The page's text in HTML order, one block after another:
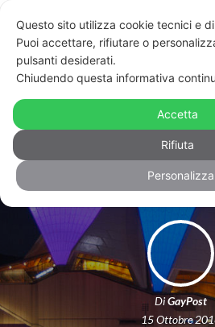
Australia, premier:
delle persone
DiGayPost
15 Ottobre
Questo sito utilizza cookie tecnici e
Puoi accettare, rifiutare o
pulsanti desiderati.
Chiudendo questa informativa
Accetta
Rifiuta
Personalizza